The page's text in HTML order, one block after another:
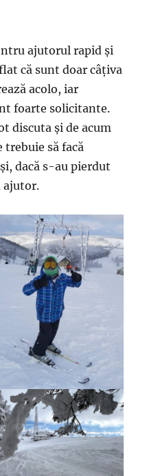
ajutorul rapid și
că sunt doar câțiva
acolo, iar
foarte solicitante.
discuta și de acum
trebuie să facă
dacă s-au pierdut
ajutor.